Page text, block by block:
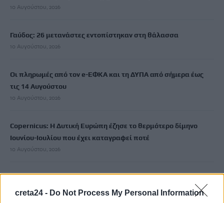
creta24 - Do Not Process My Personal Information
10 Αυγούστου, 2026
Γαύδος: 26 μετανάστες εντοπίστηκαν στη θάλασσα
10 Αυγούστου, 2026
Οι πληρωμές από τον e-ΕΦΚΑ και τη ΔΥΠΑ από σήμερα έως
τις 14 Αυγούστου
10 Αυγούστου, 2026
Copernicus: H Δυτική Ευρώπη έζησε το θερμότερο δίμηνο
Ιουνίου-Ιουλίου που έχει καταγραφεί ποτέ
10 Αυγούστου, 2026
Θλίψη για τον θάνατο του σπουδαίου ηθοποιού Νίκου
Καλογερόπουλου